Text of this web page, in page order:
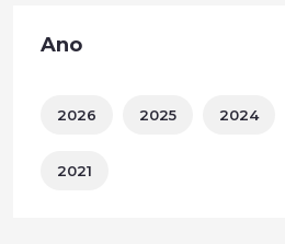
Ano
2026 2025 2024
2021